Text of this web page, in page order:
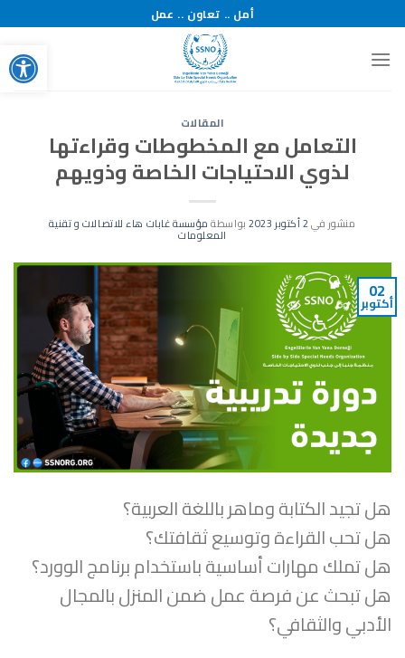
للمحتوى
أمل .. تعاون .. عمل
المقالات
التعامل مع المخطوطات وقراءتها
لذوي الاحتياجات الخاصة وذويهم
منشور في2 أكتوبر 2023 بواسطةمؤسسة غابات هاء للاتصالات و تقنية
المعلومات
02
أكتوبر
هل تجيد الكتابة وماهر باللغة العربية؟
هل تحب القراءة وتوسيع ثقافتك؟
هل تملك مهارات أساسية باستخدام برنامج الوورد؟
هل تبحث عن فرصة عمل ضمن المنزل بالمجال
الأدبي والثقافي؟